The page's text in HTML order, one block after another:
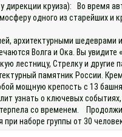
у дирекции круиза): Во время
одного из старейших и
архитектурными
Волга и Ока. Вы
лестницу, Стрелку и
памятник России.
мощную крепость с 13
узнать о ключевых
со временем.
при наборе группы от 30